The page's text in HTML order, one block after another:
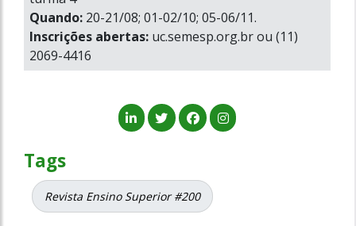
Quando: 20-21/08; 01-02/10; 05-06/11.
Inscrições abertas: uc.semesp.org.br ou (11)
2069-4416
Tags
Revista Ensino Superior #200